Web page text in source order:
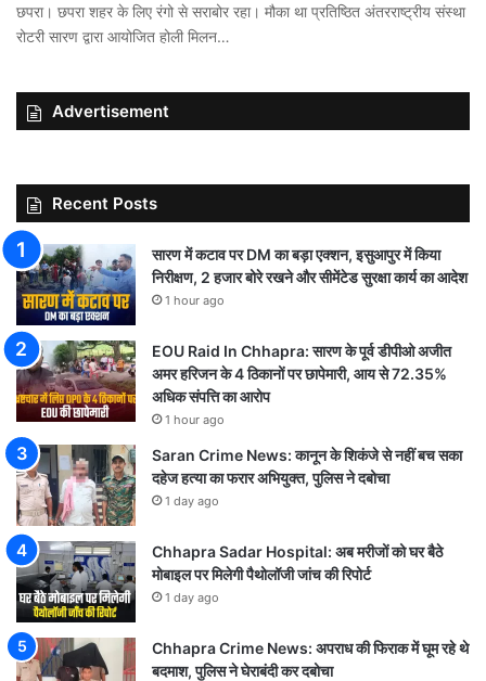
छपरा। छपरा शहर के लिए रंगो से सराबोर रहा। मौका था प्रतिष्ठित अंतरराष्ट्रीय संस्था
रोटरी सारण द्वारा आयोजित होली मिलन…
Advertisement
Recent Posts
सारण में कटाव पर DM का बड़ा एक्शन, इसुआपुर में किया
निरीक्षण, 2 हजार बोरे रखने और सीमेंटेड सुरक्षा कार्य का आदेश
1 hour ago
EOU Raid In Chhapra: सारण के पूर्व डीपीओ अजीत
अमर हरिजन के 4 ठिकानों पर छापेमारी, आय से 72.35%
अधिक संपत्ति का आरोप
1 hour ago
Saran Crime News: कानून के शिकंजे से नहीं बच सका
दहेज हत्या का फरार अभियुक्त, पुलिस ने दबोचा
1 day ago
Chhapra Sadar Hospital: अब मरीजों को घर बैठे
मोबाइल पर मिलेगी पैथोलॉजी जांच की रिपोर्ट
1 day ago
Chhapra Crime News: अपराध की फिराक में घूम रहे थे
बदमाश, पुलिस ने घेराबंदी कर दबोचा